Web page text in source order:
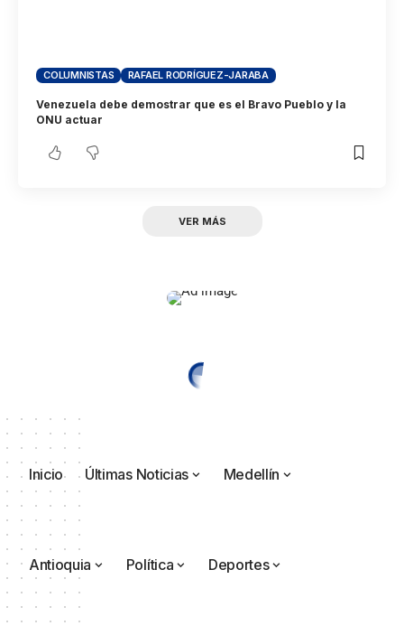
COLUMNISTAS RAFAEL RODRÍGUEZ-JARABA
Venezuela debe demostrar que es el Bravo Pueblo y la
ONU actuar
VER MÁS
Inicio Últimas Noticias Medellín
Antioquia Política Deportes